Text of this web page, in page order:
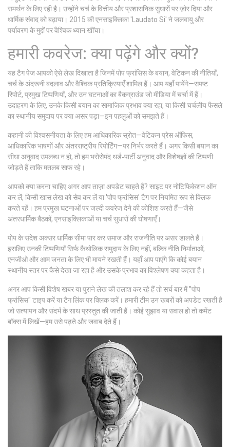
समर्थन के लिए रही है। उन्होंने चर्च के वित्तीय और प्रशासनिक सुधारों पर ज़ोर दिया और
धार्मिक संवाद को बढ़ाया। 2015 की एनसाइक्लिका 'Laudato Si' ने जलवायु और
पर्यावरण के मुद्दों पर वैश्विक ध्यान खींचा।
हमारी कवरेज: क्या पढ़ेंगे और क्यों?
यह टैग पेज आपको ऐसे लेख दिखाता है जिनमें पोप फ्रांसिस के बयान, वेटिकन की नीतियाँ,
चर्च के अंदरूनी बदलाव और वैश्विक प्रतिक्रियाएँ शामिल हैं। आप यहाँ पायेंगे—सपष्ट
रिपोर्ट, प्रमुख टिप्पणियाँ, और उन घटनाओं का बैकग्राउंड जो मीडिया में चर्चा में हैं।
उदाहरण के लिए, उनके किसी बयान का सामाजिक प्रभाव क्या रहा, या किसी चर्चलीय फैसले
का स्थानीय समुदाय पर क्या असर पड़ा—इन पहलुओं को समझते हैं।
कहानी की विश्वसनीयता के लिए हम आधिकारिक स्रोत—वेटिकन प्रेस ऑफिस,
आधिकारिक भाषणों और अंतरराष्ट्रीय रिपोर्टिंग—पर निर्भर करते हैं। अगर किसी बयान का
सीधा अनुवाद उपलब्ध न हो, तो हम भरोसेमंद थर्ड‑पार्टी अनुवाद और विशेषज्ञों की टिप्पणी
जोड़ते हैं ताकि मतलब साफ रहे।
आपको क्या करना चाहिए अगर आप ताज़ा अपडेट चाहते हैं? साइट पर नोटिफिकेशन ऑन
कर लें, किसी खास लेख को सेव कर लें या 'पोप फ्रांसिस' टैग पर नियमित रूप से क्लिक
करते रहें। हम प्रमुख घटनाओं पर जल्दी कवरेज देने की कोशिश करते हैं—जैसे
अंतरधार्मिक बैठकों, एनसाइक्लिकाओं या चर्च सुधारों की घोषणाएँ।
पोप के संदेश अक्सर धार्मिक सीमा पार कर समाज और राजनीति पर असर डालते हैं।
इसलिए उनकी टिप्पणियाँ सिर्फ कैथोलिक समुदाय के लिए नहीं, बल्कि नीति निर्माताओं,
एनजीओ और आम जनता के लिए भी मायने रखती हैं। यहाँ आप पाएंगे कि कोई बयान
स्थानीय स्तर पर कैसे देखा जा रहा है और उसके प्रभाव का विश्लेषण क्या कहता है।
अगर आप किसी विशेष खबर या पुराने लेख की तलाश कर रहे हैं तो सर्च बार में "पोप
फ्रांसिस" टाइप करें या टैग लिंक पर क्लिक करें। हमारी टीम उन खबरों को अपडेट रखती है
जो सत्यापन और संदर्भ के साथ प्रस्तुत की जाती हैं। कोई सुझाव या सवाल हो तो कमेंट
बॉक्स में लिखें—हम उसे पढ़ते और जवाब देते हैं।